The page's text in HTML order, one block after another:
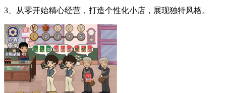
3、从零开始精心经营，打造个性化小店，展现独特风格。